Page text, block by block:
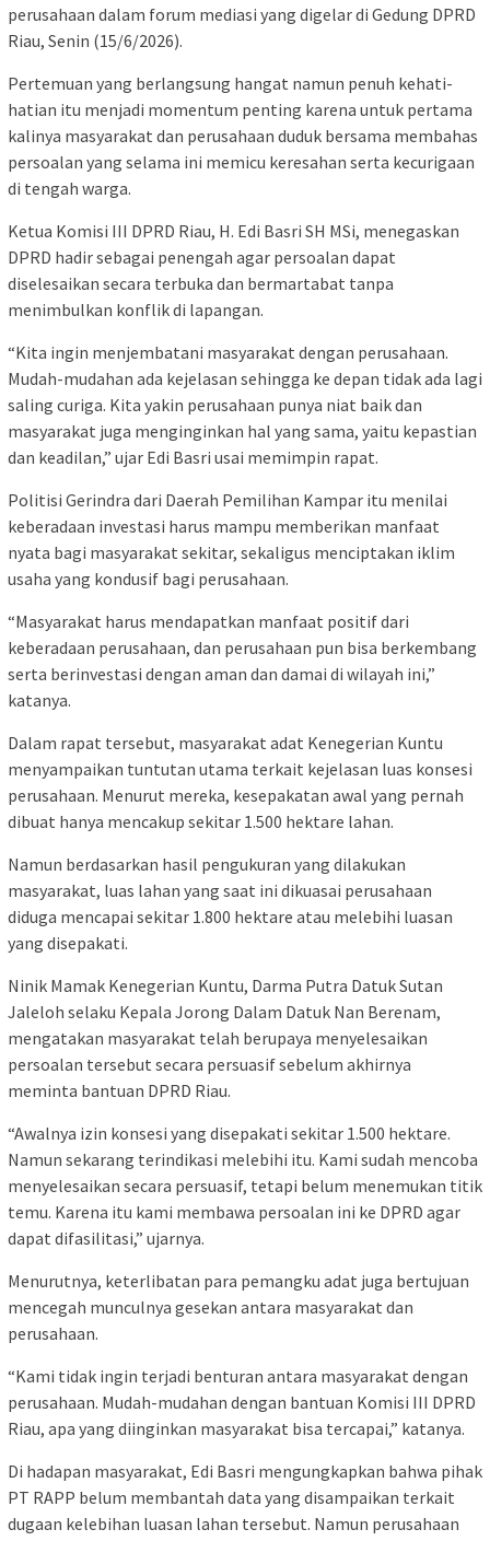
perusahaan dalam forum mediasi yang digelar di Gedung DPRD
Riau, Senin (15/6/2026).
Pertemuan yang berlangsung hangat namun penuh kehati-
hatian itu menjadi momentum penting karena untuk pertama
kalinya masyarakat dan perusahaan duduk bersama membahas
persoalan yang selama ini memicu keresahan serta kecurigaan
di tengah warga.
Ketua Komisi III DPRD Riau, H. Edi Basri SH MSi, menegaskan
DPRD hadir sebagai penengah agar persoalan dapat
diselesaikan secara terbuka dan bermartabat tanpa
menimbulkan konflik di lapangan.
“Kita ingin menjembatani masyarakat dengan perusahaan.
Mudah-mudahan ada kejelasan sehingga ke depan tidak ada lagi
saling curiga. Kita yakin perusahaan punya niat baik dan
masyarakat juga menginginkan hal yang sama, yaitu kepastian
dan keadilan,” ujar Edi Basri usai memimpin rapat.
Politisi Gerindra dari Daerah Pemilihan Kampar itu menilai
keberadaan investasi harus mampu memberikan manfaat
nyata bagi masyarakat sekitar, sekaligus menciptakan iklim
usaha yang kondusif bagi perusahaan.
“Masyarakat harus mendapatkan manfaat positif dari
keberadaan perusahaan, dan perusahaan pun bisa berkembang
serta berinvestasi dengan aman dan damai di wilayah ini,”
katanya.
Dalam rapat tersebut, masyarakat adat Kenegerian Kuntu
menyampaikan tuntutan utama terkait kejelasan luas konsesi
perusahaan. Menurut mereka, kesepakatan awal yang pernah
dibuat hanya mencakup sekitar 1.500 hektare lahan.
Namun berdasarkan hasil pengukuran yang dilakukan
masyarakat, luas lahan yang saat ini dikuasai perusahaan
diduga mencapai sekitar 1.800 hektare atau melebihi luasan
yang disepakati.
Ninik Mamak Kenegerian Kuntu, Darma Putra Datuk Sutan
Jaleloh selaku Kepala Jorong Dalam Datuk Nan Berenam,
mengatakan masyarakat telah berupaya menyelesaikan
persoalan tersebut secara persuasif sebelum akhirnya
meminta bantuan DPRD Riau.
“Awalnya izin konsesi yang disepakati sekitar 1.500 hektare.
Namun sekarang terindikasi melebihi itu. Kami sudah mencoba
menyelesaikan secara persuasif, tetapi belum menemukan titik
temu. Karena itu kami membawa persoalan ini ke DPRD agar
dapat difasilitasi,” ujarnya.
Menurutnya, keterlibatan para pemangku adat juga bertujuan
mencegah munculnya gesekan antara masyarakat dan
perusahaan.
“Kami tidak ingin terjadi benturan antara masyarakat dengan
perusahaan. Mudah-mudahan dengan bantuan Komisi III DPRD
Riau, apa yang diinginkan masyarakat bisa tercapai,” katanya.
Di hadapan masyarakat, Edi Basri mengungkapkan bahwa pihak
PT RAPP belum membantah data yang disampaikan terkait
dugaan kelebihan luasan lahan tersebut. Namun perusahaan